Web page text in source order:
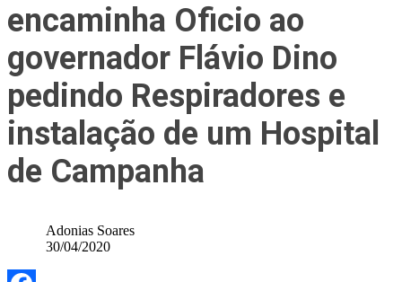
encaminha Oficio ao
governador Flávio Dino
pedindo Respiradores e
instalação de um Hospital
de Campanha
Adonias Soares
30/04/2020